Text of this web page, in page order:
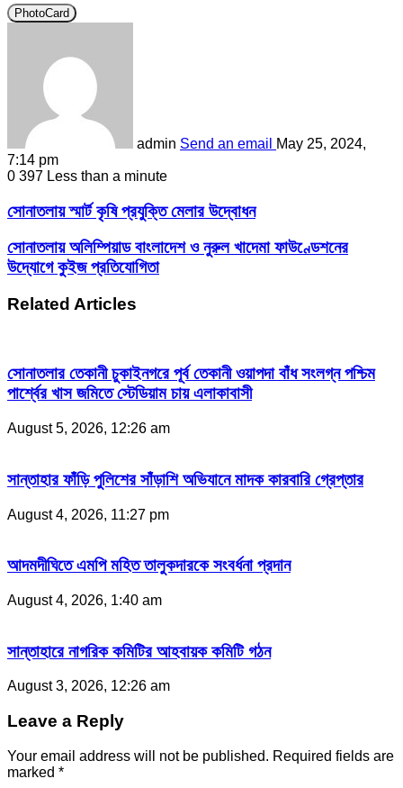
PhotoCard
admin Send an email
May 25, 2024,
7:14 pm
0 397 Less than a minute
সোনাতলায় স্মার্ট কৃষি প্রযুক্তি মেলার উদ্বোধন
সোনাতলায় অলিম্পিয়াড বাংলাদেশ ও নুরুল খাদেমা ফাউণ্ডেশনের
উদ্যোগে কুইজ প্রতিযোগিতা
Related Articles
সোনাতলার তেকানী চুকাইনগরে পূর্ব তেকানী ওয়াপদা বাঁধ সংলগ্ন পশ্চিম
পার্শ্বের খাস জমিতে স্টেডিয়াম চায় এলাকাবাসী
August 5, 2026, 12:26 am
সান্তাহার ফাঁড়ি পুলিশের সাঁড়াশি অভিযানে মাদক কারবারি গ্রেপ্তার
August 4, 2026, 11:27 pm
আদমদীঘিতে এমপি মহিত তালুকদারকে সংবর্ধনা প্রদান
August 4, 2026, 1:40 am
সান্তাহারে নাগরিক কমিটির আহবায়ক কমিটি গঠন
August 3, 2026, 12:26 am
Leave a Reply
Your email address will not be published. Required fields are
marked *